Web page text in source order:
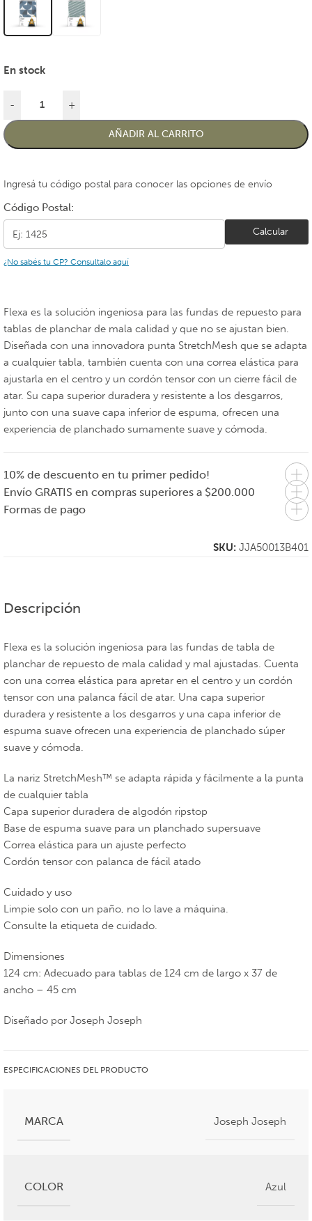
En stock
- +
AÑADIR AL CARRITO
Ingresá tu código postal para conocer las opciones de envío
Código Postal:
Calcular
¿No sabés tu CP? Consultalo aquí
Flexa es la solución ingeniosa para las fundas de repuesto para
tablas de planchar de mala calidad y que no se ajustan bien.
Diseñada con una innovadora punta StretchMesh que se adapta
a cualquier tabla, también cuenta con una correa elástica para
ajustarla en el centro y un cordón tensor con un cierre fácil de
atar. Su capa superior duradera y resistente a los desgarros,
junto con una suave capa inferior de espuma, ofrecen una
experiencia de planchado sumamente suave y cómoda.
10% de descuento en tu primer pedido!
Envío GRATIS en compras superiores a $200.000
Formas de pago
SKU: JJA50013B401
Descripción
Flexa es la solución ingeniosa para las fundas de tabla de
planchar de repuesto de mala calidad y mal ajustadas. Cuenta
con una correa elástica para apretar en el centro y un cordón
tensor con una palanca fácil de atar. Una capa superior
duradera y resistente a los desgarros y una capa inferior de
espuma suave ofrecen una experiencia de planchado súper
suave y cómoda.
La nariz StretchMesh™ se adapta rápida y fácilmente a la punta
de cualquier tabla
Capa superior duradera de algodón ripstop
Base de espuma suave para un planchado supersuave
Correa elástica para un ajuste perfecto
Cordón tensor con palanca de fácil atado
Cuidado y uso
Limpie solo con un paño, no lo lave a máquina.
Consulte la etiqueta de cuidado.
Dimensiones
124 cm: Adecuado para tablas de 124 cm de largo x 37 de
ancho – 45 cm
Diseñado por Joseph Joseph
ESPECIFICACIONES DEL PRODUCTO
MARCA Joseph Joseph
COLOR Azul